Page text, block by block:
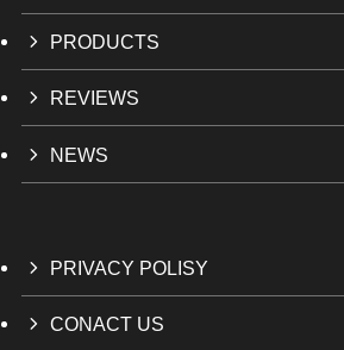
PRODUCTS
REVIEWS
NEWS
PRIVACY POLISY
CONACT US